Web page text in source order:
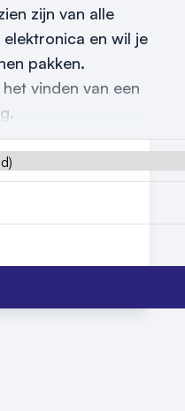
zijn van alle
en wil je
pakken.
vinden van een